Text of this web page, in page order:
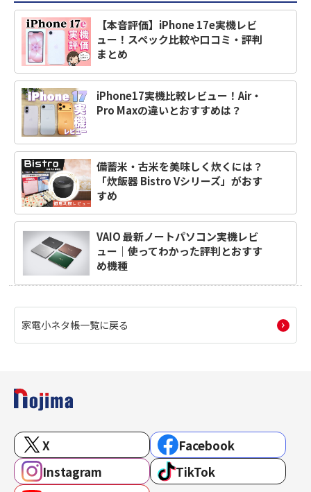
【本音評価】iPhone 17e実機レビ
ュー！スペック比較や口コミ・評判
まとめ
iPhone17実機比較レビュー！Air・
Pro Maxの違いとおすすめは？
備蓄米・古米を美味しく炊くには？
「炊飯器 Bistro Vシリーズ」がおす
すめ
VAIO 最新ノートパソコン実機レビ
ュー｜使ってわかった評判とおすす
め機種
家電小ネタ帳一覧に戻る
X
Facebook
Instagram
TikTok